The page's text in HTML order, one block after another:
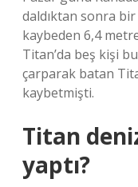
daldıktan sonra
kaybeden 6,4
Titan’da beş kişi
çarparak batan
kaybetmişti.
Titan
yaptı?